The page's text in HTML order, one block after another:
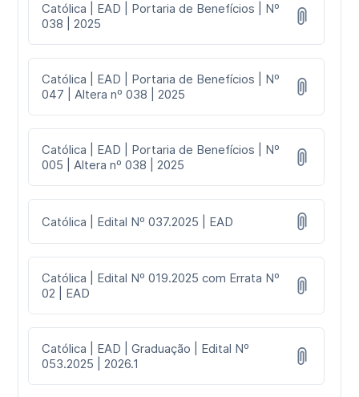
Católica | EAD | Portaria de Benefícios | Nº
038 | 2025
Católica | EAD | Portaria de Benefícios | Nº
047 | Altera nº 038 | 2025
Católica | EAD | Portaria de Benefícios | Nº
005 | Altera nº 038 | 2025
Católica | Edital Nº 037.2025 | EAD
Católica | Edital Nº 019.2025 com Errata Nº
02 | EAD
Católica | EAD | Graduação | Edital Nº
053.2025 | 2026.1